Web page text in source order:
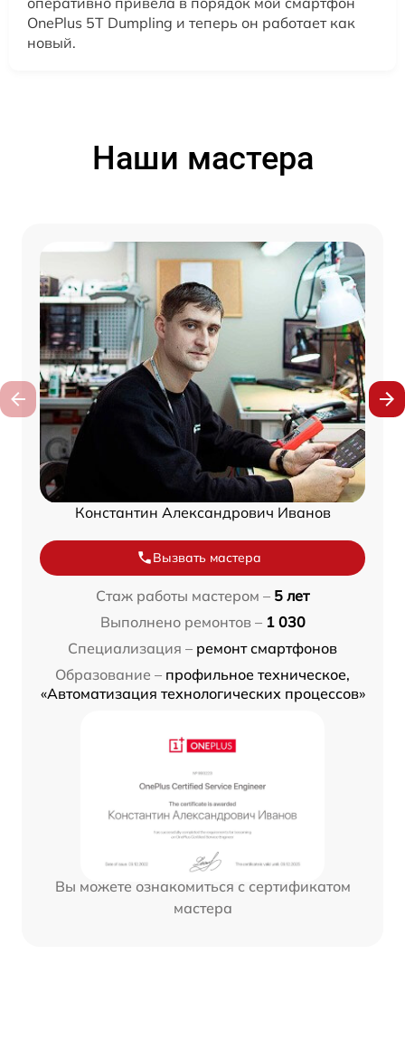
OnePlus 5T Dumpling и теперь он работает как
новый.
Наши мастера
Константин Александрович Иванов
Вызвать мастера
Стаж работы мастером – 5 лет
Выполнено ремонтов – 1 030
Специализация – ремонт смартфонов
Образование – профильное техническое,
«Автоматизация технологических процессов»
Вы можете ознакомиться с сертификатом
мастера